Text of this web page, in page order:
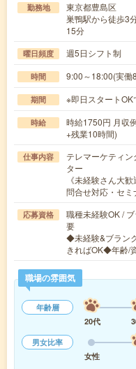
勤務地
東京都豊島区
巣鴨駅から徒歩3
15分
曜日頻度 週5日シフト制
時間 9:00～18:00(実働
期間 ※即日スタート
時給
時給1750円 月収
+残業10時間)
仕事内容
テレマーケティ
ター
《未経験さん大
問合せ対応・セ
応募資格
職種未経験OK /
要
◆未経験&ブラン
きればOK◆年齢/
職場の雰囲気
年齢層
20代
男女比率
女性